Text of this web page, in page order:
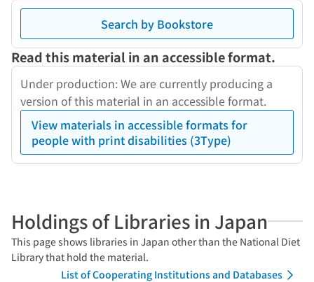
Search by Bookstore
Read this material in an accessible format.
Under production: We are currently producing a
version of this material in an accessible format.
View materials in accessible formats for
people with print disabilities (3Type)
Holdings of Libraries in Japan
This page shows libraries in Japan other than the National Diet
Library that hold the material.
List of Cooperating Institutions and Databases